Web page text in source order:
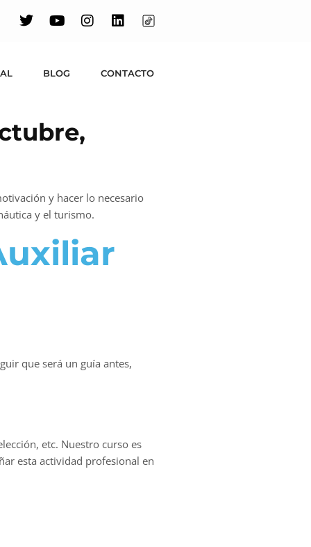
BLOG CONTACTO
y hacer lo necesario
y el turismo.
que será un guía antes,
etc. Nuestro curso es
esta actividad profesional en